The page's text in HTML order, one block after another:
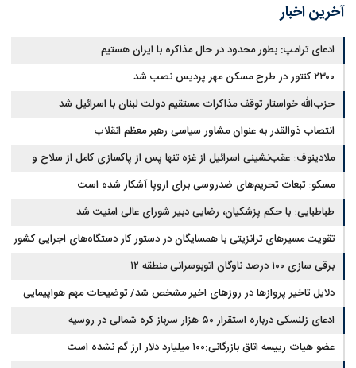
آخرین اخبار
ادعای ترامپ: بطور محدود در حال مذاکره با ایران هستیم
۲۳۰۰ کنتور در طرح مسکن مهر پردیس نصب شد
حزب‌الله خواستار توقف مذاکرات مستقیم دولت لبنان با اسرائیل شد
انتصاب ذوالقدر به عنوان مشاور سیاسی رهبر معظم انقلاب
ملادینوف: عقب‌نشینی اسرائیل از غزه تنها پس از پاکسازی کامل از سلاح و
تونل‌ها انجام می‌شود
مسکو: تبعات تحریم‌های ضدروسی برای اروپا آشکار شده است
طباطبایی: با حکم پزشکیان، رضایی دبیر شورای عالی امنیت شد
تقویت مسیرهای ترانزیتی با همسایگان در دستور کار دستگاه‌های اجرایی کشور
برقی سازی ۱۰۰ درصد ناوگان اتوبوسرانی منطقه ۱۲
دلایل تاخیر پروازها در روزهای اخیر مشخص شد/ توضیحات مهم هواپیمایی
کشوری
ادعای زلنسکی درباره استقرار ۵۰ هزار سرباز کره شمالی در روسیه
عضو هیات رییسه اتاق بازرگانی:۱۰۰ میلیارد دلار ارز گم نشده است